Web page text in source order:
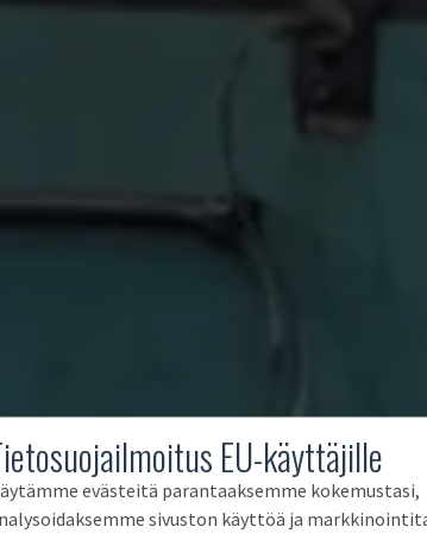
EU-käyttäjille
evästeitä parantaaksemme kokemustasi,
sivuston käyttöä ja